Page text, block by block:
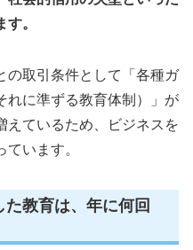
。
の取引条件として「各種ガ
れに準ずる教育体制）」が
えているため、ビジネスを
います。
教育は、年に何回